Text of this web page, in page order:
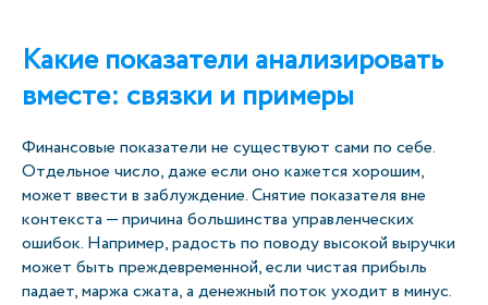
Какие показатели анализировать
вместе: связки и примеры
Финансовые показатели не существуют сами по себе.
Отдельное число, даже если оно кажется хорошим,
может ввести в заблуждение. Снятие показателя вне
контекста — причина большинства управленческих
ошибок. Например, радость по поводу высокой выручки
может быть преждевременной, если чистая прибыль
падает, маржа сжата, а денежный поток уходит в минус.